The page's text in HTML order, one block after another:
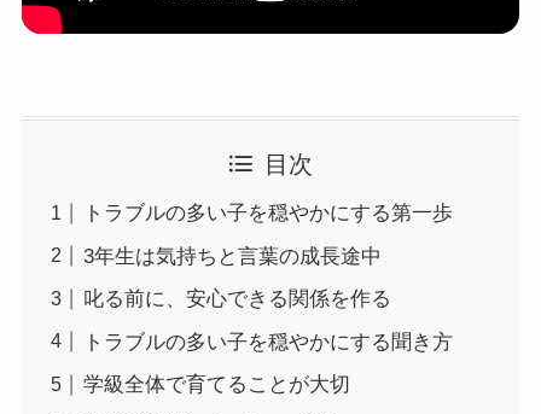
目次
トラブルの多い子を穏やかにする第一歩
3年生は気持ちと言葉の成長途中
叱る前に、安心できる関係を作る
トラブルの多い子を穏やかにする聞き方
学級全体で育てることが大切